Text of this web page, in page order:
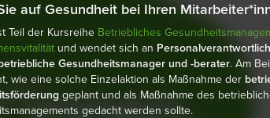
auf Gesundheit bei Ihren
Teil der Kursreihe Betriebliches
und wendet sich an
Gesundheitsmanager und -berater. Am
wie eine solche Einzelaktion als Maßnahme der
geplant und als Maßnahme des
gedacht werden sollte.